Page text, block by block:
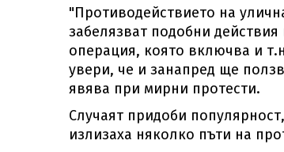
"Противодействието на
забелязват подобни
операция, която включва и
увери, че и занапред ще
явява при мирни протести.
Случаят придоби
излизаха няколко пъти на